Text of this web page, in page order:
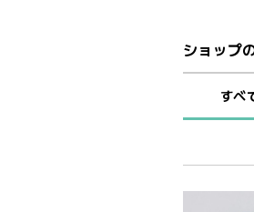
ショップ
すべ